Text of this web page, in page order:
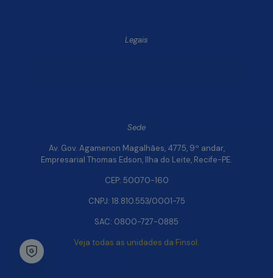
Legais
Sede
Av. Gov. Agamenon Magalhães, 4775, 9º andar,
Empresarial Thomas Edson, Ilha do Leite, Recife-PE.
CEP: 50070-160
CNPJ: 18.810.553/0001-75
SAC: 0800-727-0885
Veja todas as unidades da Finsol.